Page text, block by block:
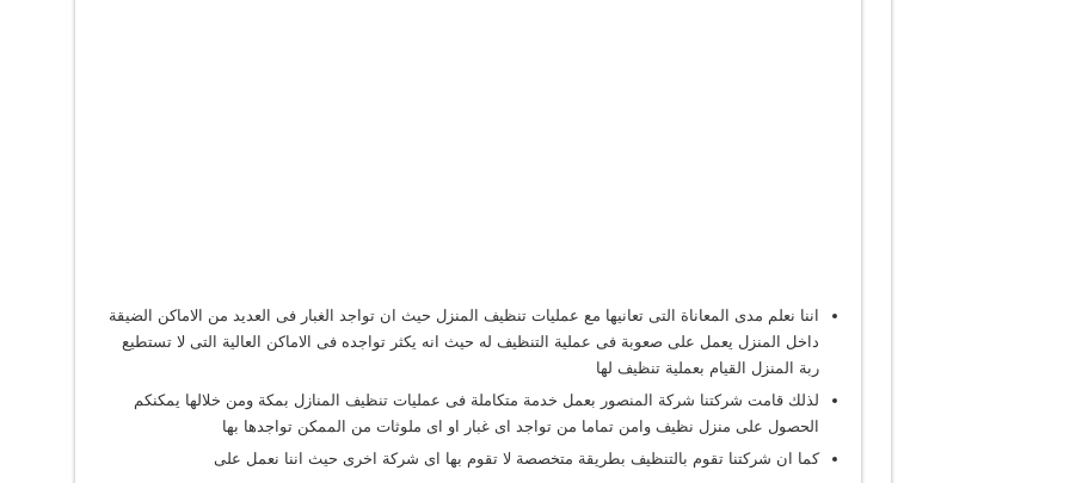
اننا نعلم مدى المعاناة التى تعانيها مع عمليات تنظيف المنزل حيث ان تواجد الغبار فى العديد من الاماكن الضيقة
داخل المنزل يعمل على صعوبة فى عملية التنظيف له حيث انه يكثر تواجده فى الاماكن العالية التى لا تستطيع
ربة المنزل القيام بعملية تنظيف لها
لذلك قامت شركتنا شركة المنصور بعمل خدمة متكاملة فى عمليات تنظيف المنازل بمكة ومن خلالها يمكنكم
الحصول على منزل نظيف وامن تماما من تواجد اى غبار او اى ملوثات من الممكن تواجدها بها
كما ان شركتنا تقوم بالتنظيف بطريقة متخصصة لا تقوم بها اى شركة اخرى حيث اننا نعمل على